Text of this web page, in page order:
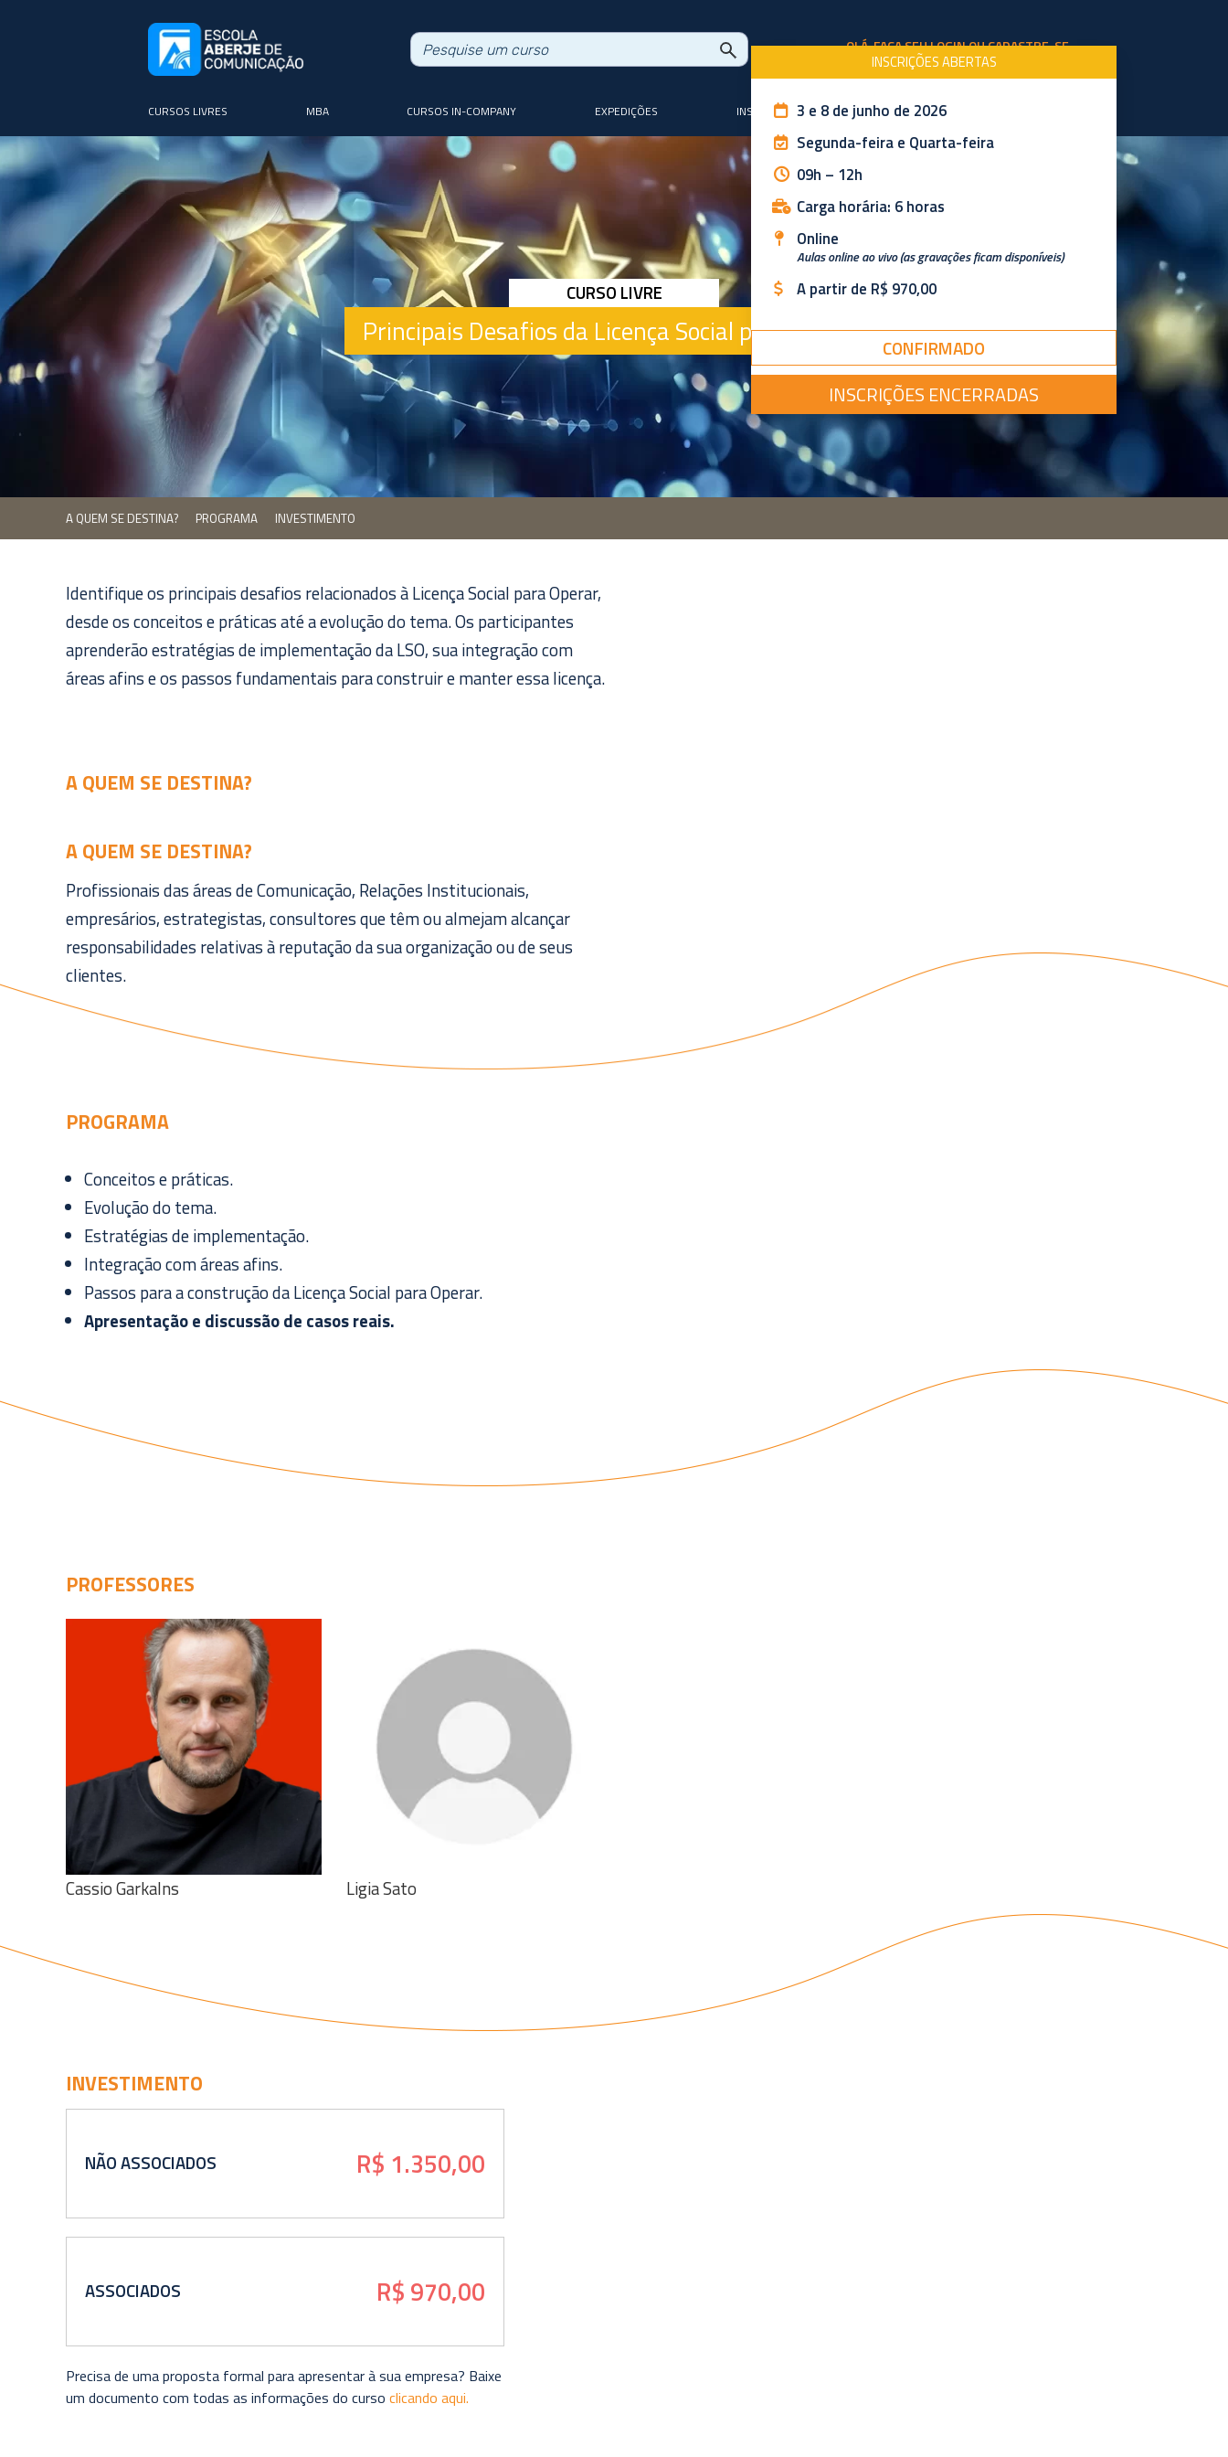
OLÁ, FAÇA SEU LOGIN OU CADASTRE-SE
CURSOS LIVRES MBA CURSOS IN-COMPANY EXPEDIÇÕES INSTRUTORES BLOG
CURSO LIVRE
Principais Desafios da Licença Social para Operar
A QUEM SE DESTINA? PROGRAMA INVESTIMENTO
INSCRIÇÕES ABERTAS
3 e 8 de junho de 2026
Segunda-feira e Quarta-feira
09h – 12h
Carga horária: 6 horas
Online
Aulas online ao vivo (as gravações ficam disponíveis)
A partir de R$ 970,00
CONFIRMADO
INSCRIÇÕES ENCERRADAS
Identifique os principais desafios relacionados à Licença Social para Operar,
desde os conceitos e práticas até a evolução do tema. Os participantes
aprenderão estratégias de implementação da LSO, sua integração com
áreas afins e os passos fundamentais para construir e manter essa licença.
A QUEM SE DESTINA?
A QUEM SE DESTINA?
Profissionais das áreas de Comunicação, Relações Institucionais,
empresários, estrategistas, consultores que têm ou almejam alcançar
responsabilidades relativas à reputação da sua organização ou de seus
clientes.
PROGRAMA
Conceitos e práticas.
Evolução do tema.
Estratégias de implementação.
Integração com áreas afins.
Passos para a construção da Licença Social para Operar.
Apresentação e discussão de casos reais.
PROFESSORES
Veja o curriculo
Cassio Garkalns
Veja o curriculo
Ligia Sato
INVESTIMENTO
ASSOCIADOS R$ 970,00
NÃO ASSOCIADOS R$ 1.350,00
Precisa de uma proposta formal para apresentar à sua empresa? Baixe
um documento com todas as informações do curso clicando aqui.